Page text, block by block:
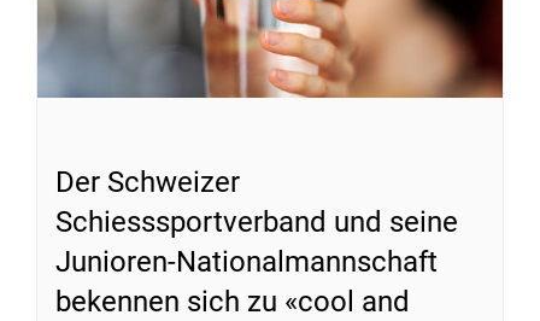
Der Schweizer
Schiesssportverband und seine
Junioren-Nationalmannschaft
bekennen sich zu «cool and